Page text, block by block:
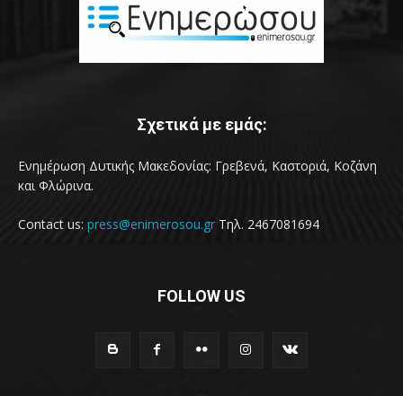
Σχετικά με εμάς:
Ενημέρωση Δυτικής Μακεδονίας: Γρεβενά, Καστοριά, Κοζάνη
και Φλώρινα.
Contact us: press@enimerosou.gr Τηλ. 2467081694
FOLLOW US